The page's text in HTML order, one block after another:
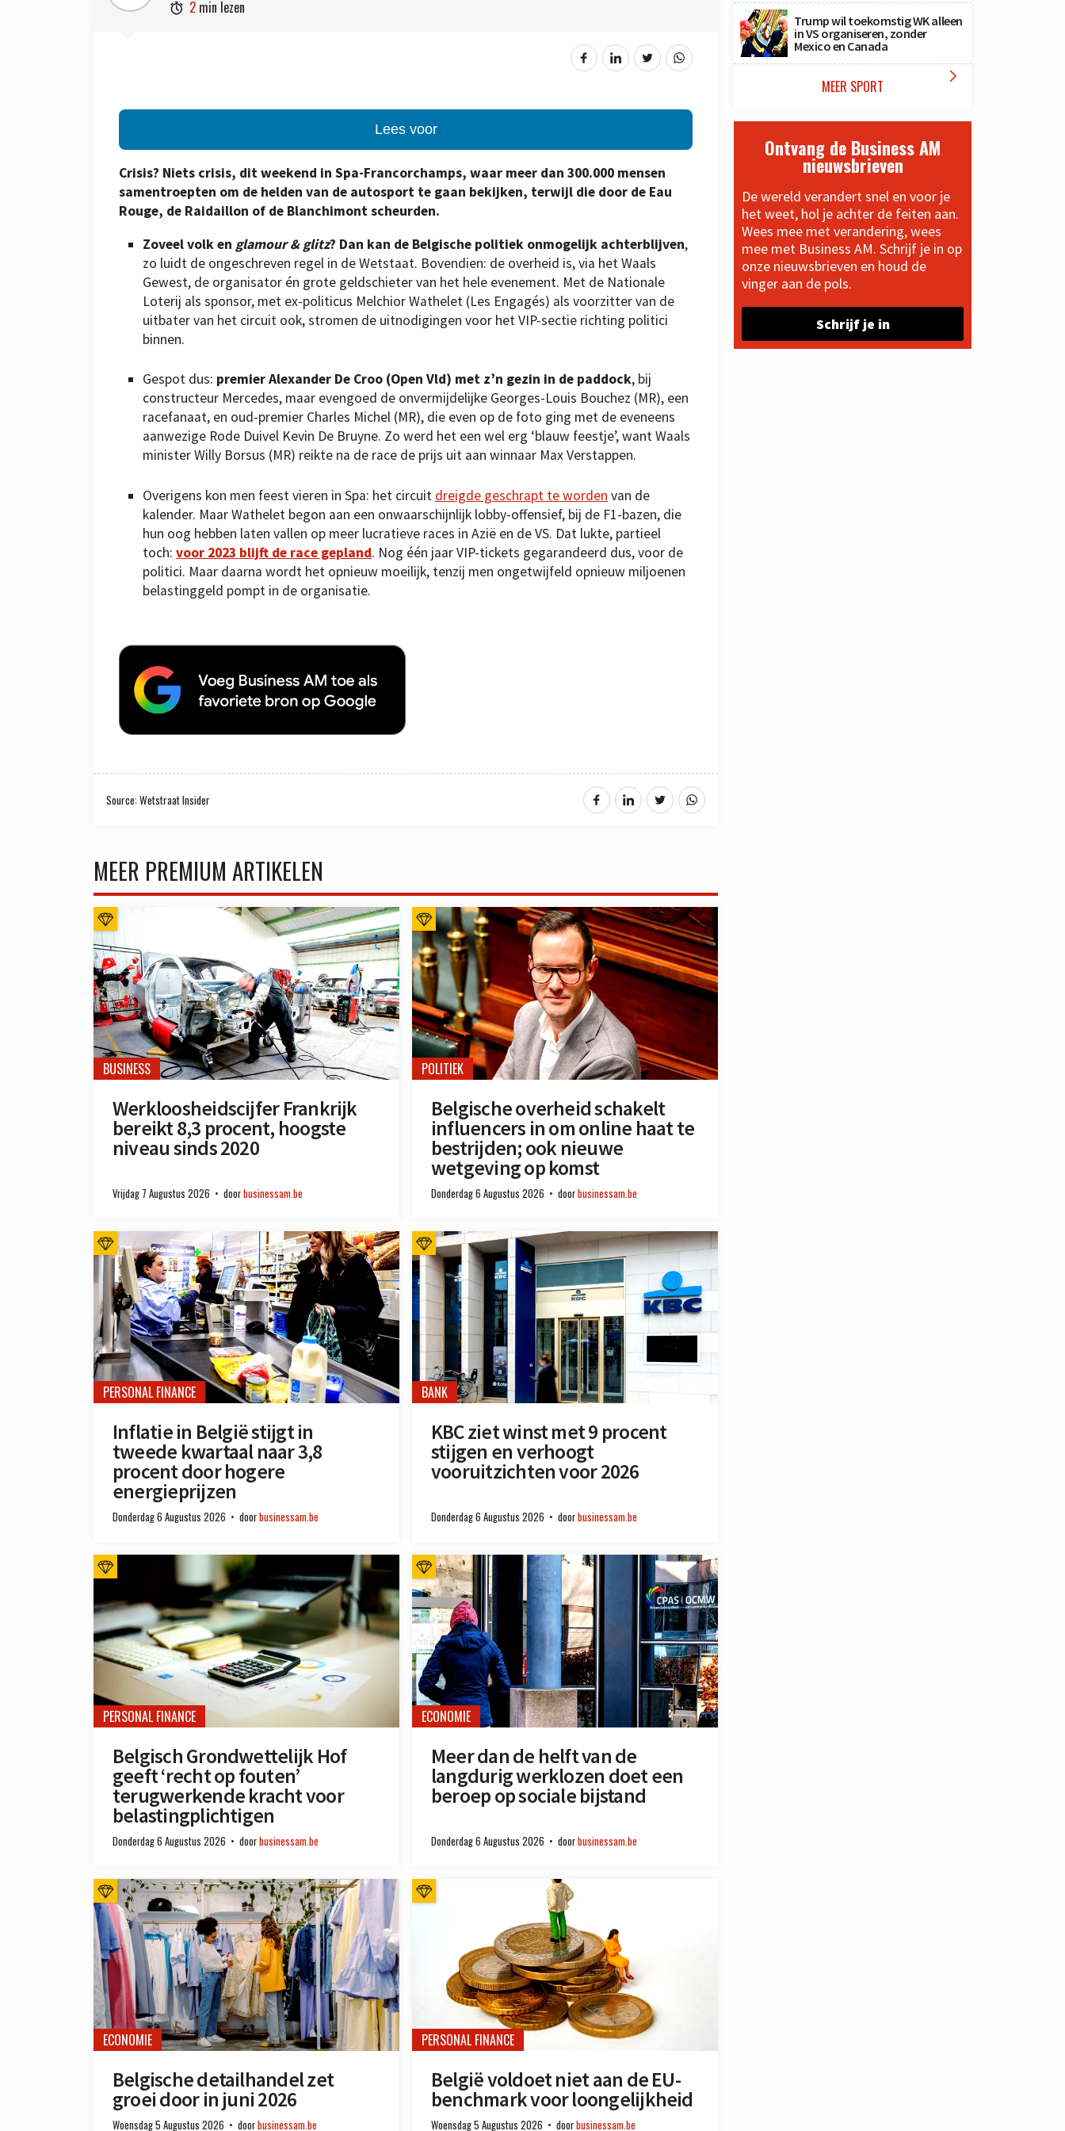
 2 min lezen
Lees voor
Crisis? Niets crisis, dit weekend in Spa-Francorchamps, waar meer dan 300.000 mensen
samentroepten om de helden van de autosport te gaan bekijken, terwijl die door de Eau
Rouge, de Raidaillon of de Blanchimont scheurden.
Zoveel volk en glamour & glitz? Dan kan de Belgische politiek onmogelijk achterblijven,
zo luidt de ongeschreven regel in de Wetstaat. Bovendien: de overheid is, via het Waals
Gewest, de organisator én grote geldschieter van het hele evenement. Met de Nationale
Loterij als sponsor, met ex-politicus Melchior Wathelet (Les Engagés) als voorzitter van de
uitbater van het circuit ook, stromen de uitnodigingen voor het VIP-sectie richting politici
binnen.
Gespot dus: premier Alexander De Croo (Open Vld) met z’n gezin in de paddock, bij
constructeur Mercedes, maar evengoed de onvermijdelijke Georges-Louis Bouchez (MR), een
racefanaat, en oud-premier Charles Michel (MR), die even op de foto ging met de eveneens
aanwezige Rode Duivel Kevin De Bruyne. Zo werd het een wel erg ‘blauw feestje’, want Waals
minister Willy Borsus (MR) reikte na de race de prijs uit aan winnaar Max Verstappen.
Overigens kon men feest vieren in Spa: het circuit dreigde geschrapt te worden van de
kalender. Maar Wathelet begon aan een onwaarschijnlijk lobby-offensief, bij de F1-bazen, die
hun oog hebben laten vallen op meer lucratieve races in Azië en de VS. Dat lukte, partieel
toch: voor 2023 blijft de race gepland. Nog één jaar VIP-tickets gegarandeerd dus, voor de
politici. Maar daarna wordt het opnieuw moeilijk, tenzij men ongetwijfeld opnieuw miljoenen
belastinggeld pompt in de organisatie.
Source: Wetstraat Insider
MEER PREMIUM ARTIKELEN
BUSINESS
Werkloosheidscijfer Frankrijk
bereikt 8,3 procent, hoogste
niveau sinds 2020
Vrijdag 7 Augustus 2026 doorbusinessam.be
POLITIEK
Belgische overheid schakelt
influencers in om online haat te
bestrijden; ook nieuwe
wetgeving op komst
Donderdag 6 Augustus 2026 doorbusinessam.be
PERSONAL FINANCE
Inflatie in België stijgt in
tweede kwartaal naar 3,8
procent door hogere
energieprijzen
Donderdag 6 Augustus 2026 doorbusinessam.be
BANK
KBC ziet winst met 9 procent
stijgen en verhoogt
vooruitzichten voor 2026
Donderdag 6 Augustus 2026 doorbusinessam.be
PERSONAL FINANCE
Belgisch Grondwettelijk Hof
geeft ‘recht op fouten’
terugwerkende kracht voor
belastingplichtigen
Donderdag 6 Augustus 2026 doorbusinessam.be
ECONOMIE
Meer dan de helft van de
langdurig werklozen doet een
beroep op sociale bijstand
Donderdag 6 Augustus 2026 doorbusinessam.be
ECONOMIE
Belgische detailhandel zet
groei door in juni 2026
Woensdag 5 Augustus 2026 doorbusinessam.be
PERSONAL FINANCE
België voldoet niet aan de EU-
benchmark voor loongelijkheid
Woensdag 5 Augustus 2026 doorbusinessam.be
Trump wil toekomstig WK alleen
in VS organiseren, zonder
Mexico en Canada
MEER SPORT 
Ontvang de Business AM
nieuwsbrieven
De wereld verandert snel en voor je
het weet, hol je achter de feiten aan.
Wees mee met verandering, wees
mee met Business AM. Schrijf je in op
onze nieuwsbrieven en houd de
vinger aan de pols.
Schrijf je in